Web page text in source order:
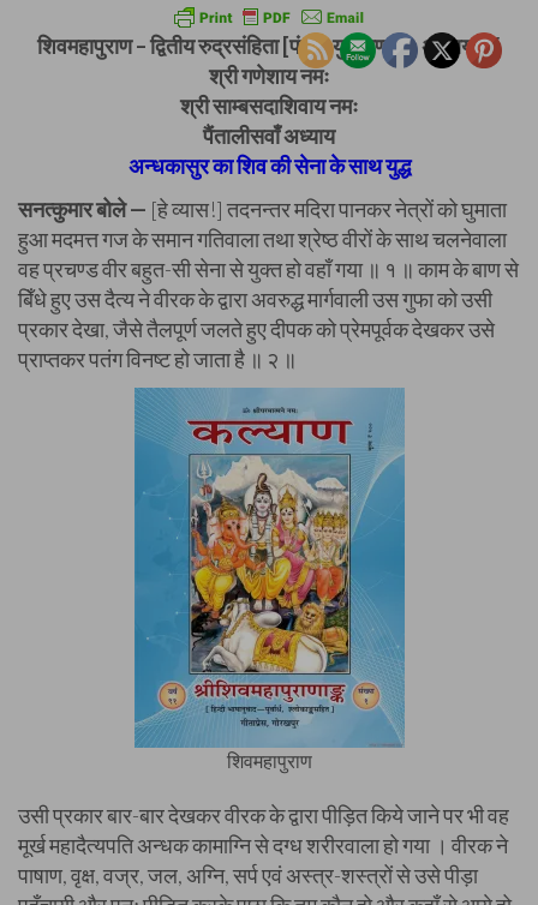
शिवमहापुराण – द्वितीय रुद्रसंहिता [पंचम-युद्धखण्ड] – अध्याय 45
श्री गणेशाय नमः
श्री साम्बसदाशिवाय नमः
पैंतालीसवाँ अध्याय
अन्धकासुर का शिव की सेना के साथ युद्ध
सनत्कुमार बोले — [हे व्यास!] तदनन्तर मदिरा पानकर नेत्रों को घुमाता
हुआ मदमत्त गज के समान गतिवाला तथा श्रेष्ठ वीरों के साथ चलनेवाला
वह प्रचण्ड वीर बहुत-सी सेना से युक्त हो वहाँ गया ॥ १ ॥ काम के बाण से
बिँधे हुए उस दैत्य ने वीरक के द्वारा अवरुद्ध मार्गवाली उस गुफा को उसी
प्रकार देखा, जैसे तैलपूर्ण जलते हुए दीपक को प्रेमपूर्वक देखकर उसे
प्राप्तकर पतंग विनष्ट हो जाता है ॥ २ ॥
शिवमहापुराण
उसी प्रकार बार-बार देखकर वीरक के द्वारा पीड़ित किये जाने पर भी वह
मूर्ख महादैत्यपति अन्धक कामाग्नि से दग्ध शरीरवाला हो गया । वीरक ने
पाषाण, वृक्ष, वज्र, जल, अग्नि, सर्प एवं अस्त्र-शस्त्रों से उसे पीड़ा